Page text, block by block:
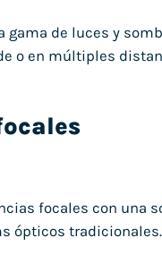
gama de luces y
o en múltiples
focales con una
ópticos tradicionales.